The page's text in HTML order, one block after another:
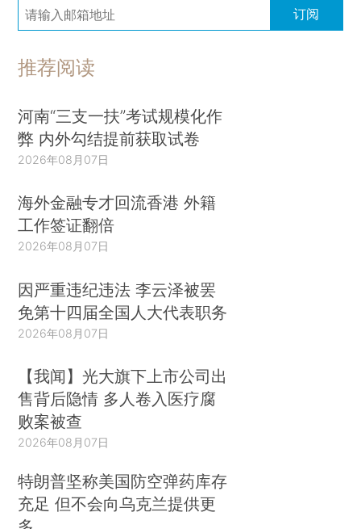
订阅
推荐阅读
河南“三支一扶”考试规模化作
弊 内外勾结提前获取试卷
2026年08月07日
海外金融专才回流香港 外籍
工作签证翻倍
2026年08月07日
因严重违纪违法 李云泽被罢
免第十四届全国人大代表职务
2026年08月07日
【我闻】光大旗下上市公司出
售背后隐情 多人卷入医疗腐
败案被查
2026年08月07日
特朗普坚称美国防空弹药库存
充足 但不会向乌克兰提供更